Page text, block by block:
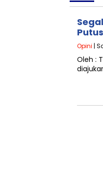
Opini |
Oleh :